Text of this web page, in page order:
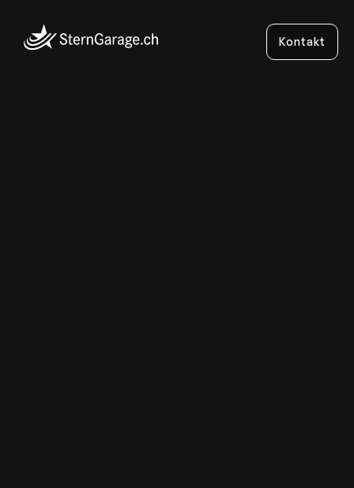
Kontakt